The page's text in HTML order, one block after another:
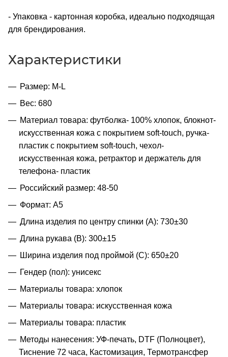
- Упаковка - картонная коробка, идеально подходящая
для брендирования.
Характеристики
Размер: M-L
Вес: 680
Материал товара: футболка- 100% хлопок, блокнот-
искусственная кожа с покрытием soft-touch, ручка-
пластик с покрытием soft-touch, чехол-
искусственная кожа, ретрактор и держатель для
телефона- пластик
Российский размер: 48-50
Формат: A5
Длина изделия по центру спинки (A): 730±30
Длина рукава (B): 300±15
Ширина изделия под проймой (С): 650±20
Гендер (пол): унисекс
Материалы товара: хлопок
Материалы товара: искусственная кожа
Материалы товара: пластик
Методы нанесения: УФ-печать, DTF (Полноцвет),
Тиснение 72 часа, Кастомизация, Термотрансфер